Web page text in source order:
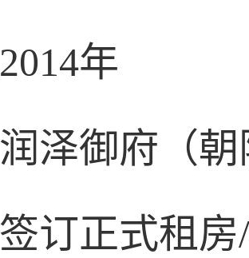
2014年
润泽御府（朝
签订正式租